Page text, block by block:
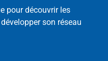
pour découvrir les
son réseau